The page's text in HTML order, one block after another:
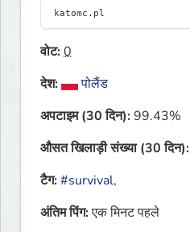
वोट:0
देश:
पोलैंड
अपटाइम (30 दिन):99.43%
औसत खिलाड़ी संख्या (30 दिन):
टैग:#survival,
अंतिम पिंग:एक मिनट पहले